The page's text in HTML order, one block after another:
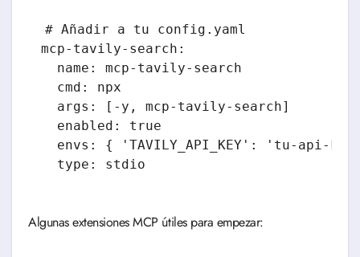
# Añadir a tu config.yaml
mcp-tavily-search:
  name: mcp-tavily-search
  cmd: npx
  args: [-y, mcp-tavily-search]
  enabled: true
envs: { 'TAVILY_API_KEY': 'tu-api-
  type: stdio
Algunas extensiones MCP útiles para empezar: